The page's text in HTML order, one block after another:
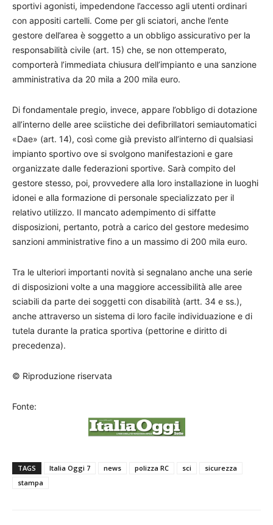
sportivi agonisti, impedendone l’accesso agli utenti ordinari
con appositi cartelli. Come per gli sciatori, anche l’ente
gestore dell’area è soggetto a un obbligo assicurativo per la
responsabilità civile (art. 15) che, se non ottemperato,
comporterà l’immediata chiusura dell’impianto e una sanzione
amministrativa da 20 mila a 200 mila euro.
Di fondamentale pregio, invece, appare l’obbligo di dotazione
all’interno delle aree sciistiche dei defibrillatori semiautomatici
«Dae» (art. 14), così come già previsto all’interno di qualsiasi
impianto sportivo ove si svolgono manifestazioni e gare
organizzate dalle federazioni sportive. Sarà compito del
gestore stesso, poi, provvedere alla loro installazione in luoghi
idonei e alla formazione di personale specializzato per il
relativo utilizzo. Il mancato adempimento di siffatte
disposizioni, pertanto, potrà a carico del gestore medesimo
sanzioni amministrative fino a un massimo di 200 mila euro.
Tra le ulteriori importanti novità si segnalano anche una serie
di disposizioni volte a una maggiore accessibilità alle aree
sciabili da parte dei soggetti con disabilità (artt. 34 e ss.),
anche attraverso un sistema di loro facile individuazione e di
tutela durante la pratica sportiva (pettorine e diritto di
precedenza).
© Riproduzione riservata
Fonte:
TAGS Italia Oggi 7 news polizza RC sci
sicurezza
stampa